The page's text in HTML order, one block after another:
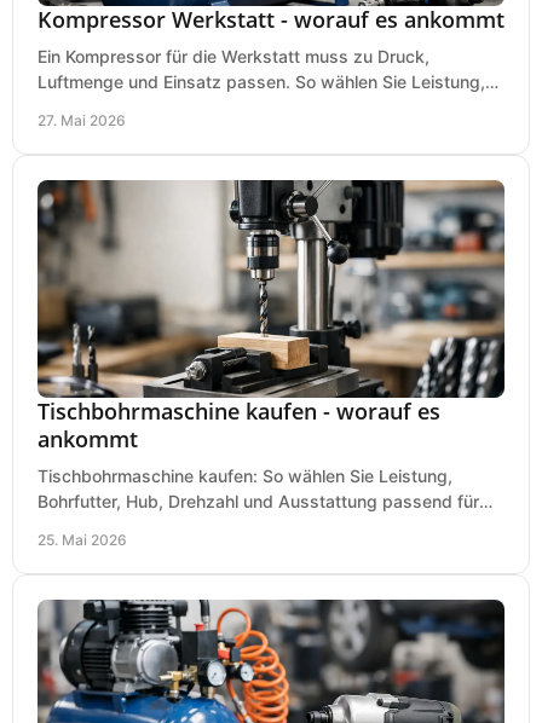
Kompressor Werkstatt - worauf es ankommt
Ein Kompressor für die Werkstatt muss zu Druck,
Luftmenge und Einsatz passen. So wählen Sie Leistung,
27. Mai 2026
Tischbohrmaschine kaufen - worauf es
ankommt
Tischbohrmaschine kaufen: So wählen Sie Leistung,
Bohrfutter, Hub, Drehzahl und Ausstattung passend für
25. Mai 2026